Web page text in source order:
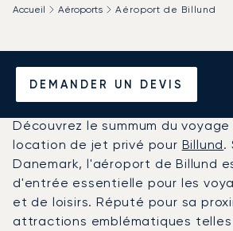
DEMANDER UN DEVIS
Accueil Aéroports Aéroport de Billund
Louer un Jet
l'Aéroport de
Découvrez le summum du
location de jet privé pour Billund.
Danemark, l'aéroport de Billund
d'entrée essentielle pour les
et de loisirs. Réputé pour sa
attractions emblématiques telles